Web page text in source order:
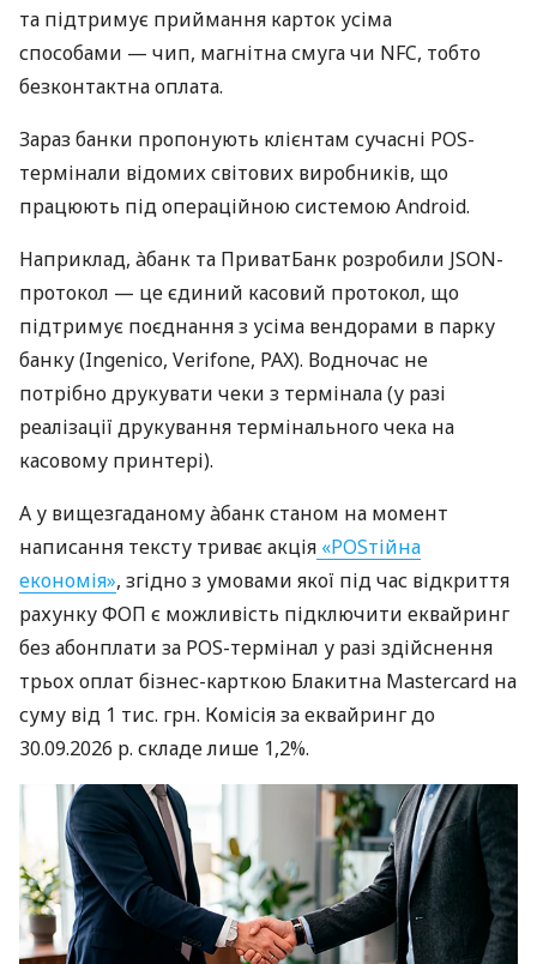
та підтримує приймання карток усіма
способами — чип, магнітна смуга чи NFC, тобто
безконтактна оплата.
Зараз банки пропонують клієнтам сучасні POS-
термінали відомих світових виробників, що
працюють під операційною системою Android.
Наприклад, àбанк та ПриватБанк розробили JSON-
протокол — це єдиний касовий протокол, що
підтримує поєднання з усіма вендорами в парку
банку (Ingenico, Verifone, PAX). Водночас не
потрібно друкувати чеки з термінала (у разі
реалізації друкування термінального чека на
касовому принтері).
А у вищезгаданому àбанк станом на момент
написання тексту триває акція «POSтійна
економія», згідно з умовами якої під час відкриття
рахунку ФОП є можливість підключити еквайринг
без абонплати за POS-термінал у разі здійснення
трьох оплат бізнес-карткою Блакитна Mastercard на
суму від 1 тис. грн. Комісія за еквайринг до
30.09.2026 р. складе лише 1,2%.